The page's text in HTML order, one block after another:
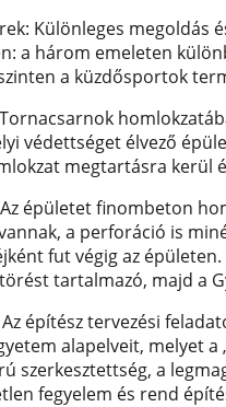
Különleges megoldás
a három emeleten
a küzdősportok
védettséget élvező
megtartásra
épületet finombeton
a perforáció is
fut végig az
tartalmazó, majd a
építész tervezési
alapelveit, melyet
szerkesztettség, a
fegyelem és rend